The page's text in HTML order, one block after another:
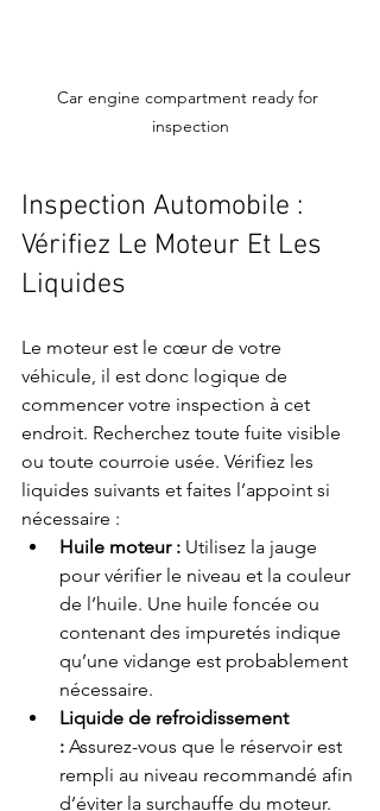
Car engine compartment ready for
inspection
Inspection Automobile :
Vérifiez Le Moteur Et Les
Liquides
Le moteur est le cœur de votre
véhicule, il est donc logique de
commencer votre inspection à cet
endroit. Recherchez toute fuite visible
ou toute courroie usée. Vérifiez les
liquides suivants et faites l’appoint si
nécessaire :
Huile moteur : Utilisez la jauge
pour vérifier le niveau et la couleur
de l’huile. Une huile foncée ou
contenant des impuretés indique
qu’une vidange est probablement
nécessaire.
Liquide de refroidissement
: Assurez-vous que le réservoir est
rempli au niveau recommandé afin
d’éviter la surchauffe du moteur.